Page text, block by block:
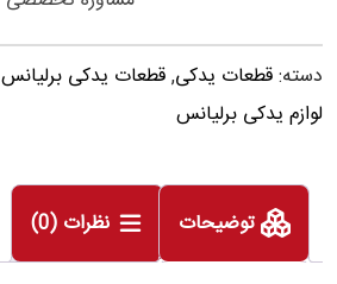
دسته:قطعات یدکی,قطعات یدکی برلیانس Brilliance H330
لوازم یدکی برلیانس
توضیحات نظرات (0)